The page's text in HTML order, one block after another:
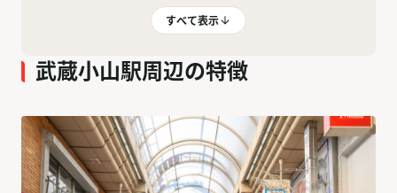
すべて表示
武蔵小山駅周辺の特徴